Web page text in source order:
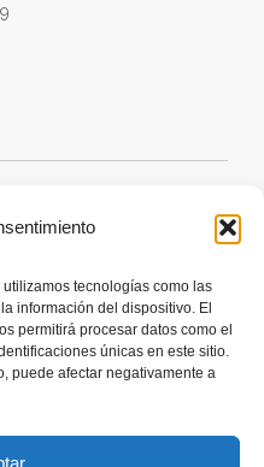
tecnologías como las
información del dispositivo. El
permitirá procesar datos como el
únicas en este sitio.
puede afectar negativamente a
AUTISM TO PROMOTE